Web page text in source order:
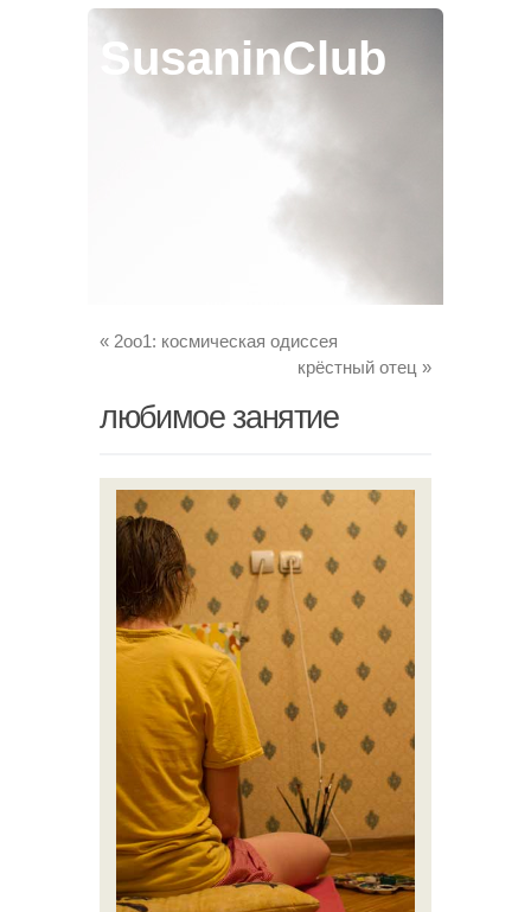
SusaninClub
« 2оо1: космическая одиссея
крёстный отец »
любимое занятие